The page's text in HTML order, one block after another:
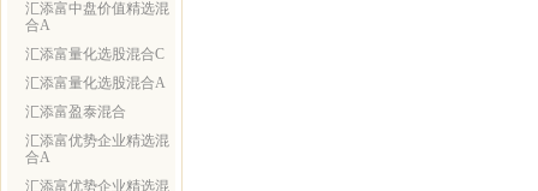
汇添富中盘价值精选混
合A
汇添富量化选股混合C
汇添富量化选股混合A
汇添富盈泰混合
汇添富优势企业精选混
合A
汇添富优势企业精选混